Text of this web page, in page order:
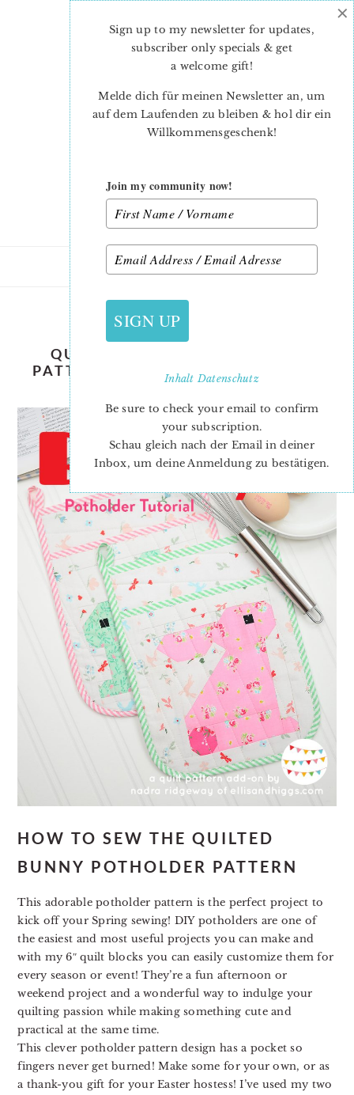
QUILTED BUNNY POTHOLDER
PATTERN – TUTORIAL & PATTERN
ADD-ON
HOW TO SEW THE QUILTED
BUNNY POTHOLDER PATTERN
This adorable potholder pattern is the perfect project to
kick off your Spring sewing! DIY potholders are one of
the easiest and most useful projects you can make and
with my 6″ quilt blocks you can easily customize them for
every season or event! They’re a fun afternoon or
weekend project and a wonderful way to indulge your
quilting passion while making something cute and
practical at the same time.
This clever potholder pattern design has a pocket so
fingers never get burned!⁣ Make some for your own, or ⁣as
a thank-you gift for your Easter hostess! I’ve used my two
Sign up to my newsletter for updates,
subscriber only specials & get
a welcome gift!
Melde dich für meinen Newsletter an, um
auf dem Laufenden zu bleiben & hol dir ein
Willkommensgeschenk!
Join my community now!
SIGN UP
InhaltDatenschutz
Be sure to check your email to confirm
your subscription.
Schau gleich nach der Email in deiner
Inbox, um deine Anmeldung zu bestätigen.
×